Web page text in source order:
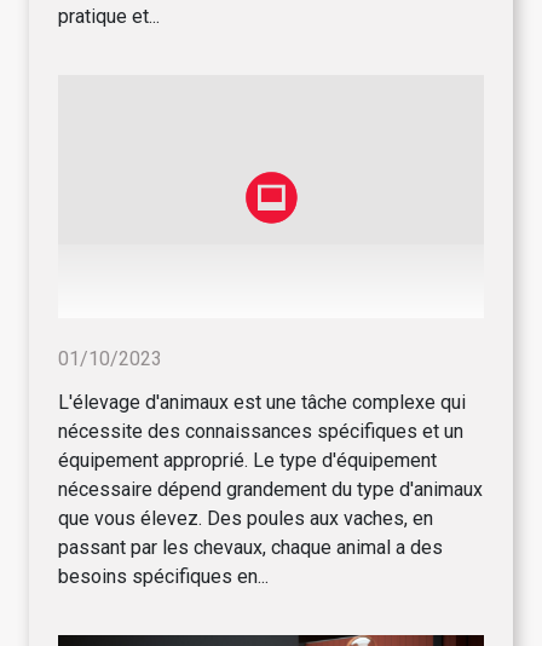
pratique et...
01/10/2023
L'élevage d'animaux est une tâche complexe qui
nécessite des connaissances spécifiques et un
équipement approprié. Le type d'équipement
nécessaire dépend grandement du type d'animaux
que vous élevez. Des poules aux vaches, en
passant par les chevaux, chaque animal a des
besoins spécifiques en...